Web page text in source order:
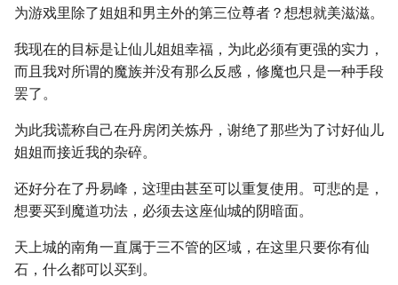
为游戏里除了姐姐和男主外的第三位尊者？想想就美滋滋。
我现在的目标是让仙儿姐姐幸福，为此必须有更强的实力，
而且我对所谓的魔族并没有那么反感，修魔也只是一种手段
罢了。
为此我谎称自己在丹房闭关炼丹，谢绝了那些为了讨好仙儿
姐姐而接近我的杂碎。
还好分在了丹易峰，这理由甚至可以重复使用。可悲的是，
想要买到魔道功法，必须去这座仙城的阴暗面。
天上城的南角一直属于三不管的区域，在这里只要你有仙
石，什么都可以买到。